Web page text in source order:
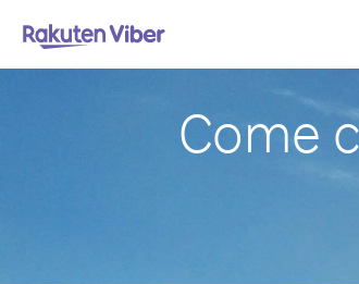
Come